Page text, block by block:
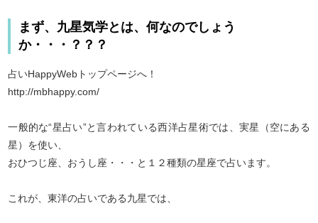
まず、九星気学とは、何なのでしょう
か・・・？？？
占いHappyWebトップページへ！
http://mbhappy.com/
一般的な“星占い”と言われている西洋占星術では、実星（空にある
星）を使い、
おひつじ座、おうし座・・・と１２種類の星座で占います。
これが、東洋の占いである九星では、